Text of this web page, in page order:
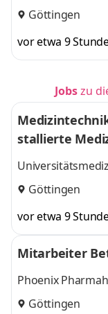
Göttingen
vor etwa 9
Jobszu
stallierte
Göttingen
vor etwa 9
Mitarbeiter
Phoenix
Göttingen